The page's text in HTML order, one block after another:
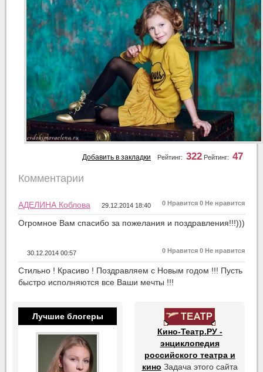
Рейтинг: 47
Рейтинг: 322
Добавить в закладки
Комментарии
0 Нравится 0 Не нравится
АДЕЛИНА Коблова 29.12.2014 18:40
Огромное Вам спасибо за пожелания и поздравления!!!)))
0 Нравится 0 Не нравится
30.12.2014 00:57
Стильно ! Красиво ! Поздравляем с Новым годом !!! Пусть
быстро исполняются все Ваши мечты !!!
Лучшие блогеры
Кино-Театр.РУ -
энциклопедия
российского театра и
кино Задача этого сайта